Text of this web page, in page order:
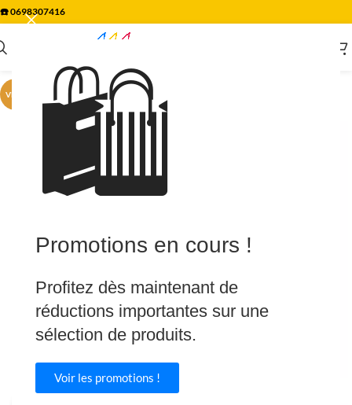
🛍️
Promotions en cours !
Profitez dès maintenant de
réductions importantes sur une
sélection de produits.
Voir les promotions !
☎️0698307416
VENTE